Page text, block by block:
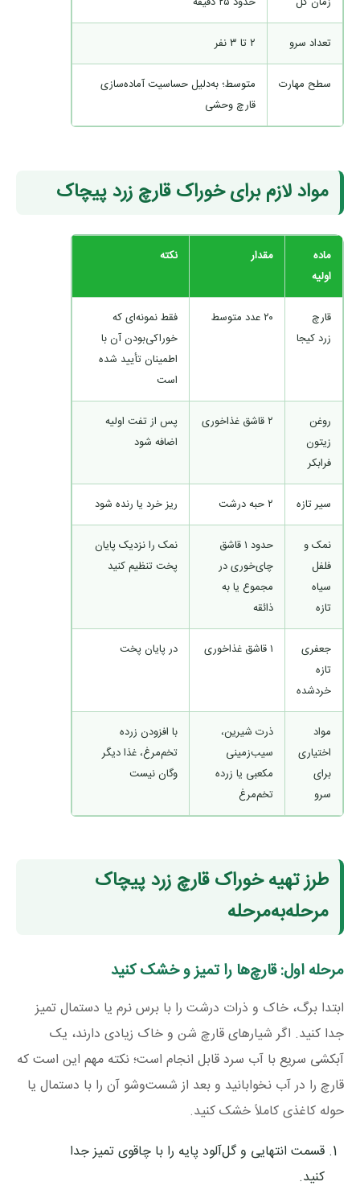
تعداد سرو ۲ تا ۳ نفر
سطح مهارت
متوسط؛ به‌دلیل حساسیت آماده‌سازی
قارچ وحشی
مواد لازم برای خوراک قارچ زرد پیچاک
ماده
اولیه
مقدار نکته
قارچ
زرد کیجا
۲۰ عدد متوسط
فقط نمونه‌ای که
خوراکی‌بودن آن با
اطمینان تأیید شده
است
روغن
زیتون
فرابکر
۲ قاشق غذاخوری
پس از تفت اولیه
اضافه شود
سیر تازه ۲ حبه درشت ریز خرد یا رنده شود
نمک و
فلفل
سیاه
تازه
حدود ۱ قاشق
چای‌خوری در
مجموع یا به
ذائقه
نمک را نزدیک پایان
پخت تنظیم کنید
جعفری
تازه
خردشده
۱ قاشق غذاخوری در پایان پخت
مواد
اختیاری
برای
سرو
ذرت شیرین،
سیب‌زمینی
مکعبی یا زرده
تخم‌مرغ
با افزودن زرده
تخم‌مرغ، غذا دیگر
وگان نیست
طرز تهیه خوراک قارچ زرد پیچاک
مرحله‌به‌مرحله
مرحله اول: قارچ‌ها را تمیز و خشک کنید
ابتدا برگ، خاک و ذرات درشت را با برس نرم یا دستمال تمیز
جدا کنید. اگر شیارهای قارچ شن و خاک زیادی دارند، یک
آبکشی سریع با آب سرد قابل انجام است؛ نکته مهم این است که
قارچ را در آب نخوابانید و بعد از شست‌وشو آن را با دستمال یا
حوله کاغذی کاملاً خشک کنید.
قسمت انتهایی و گل‌آلود پایه را با چاقوی تمیز جدا
کنید.